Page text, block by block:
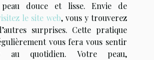
douce et lisse. Envie de
le site web, vous y trouverez
surprises. Cette pratique
vous fera vous sentir
au quotidien. Votre peau,